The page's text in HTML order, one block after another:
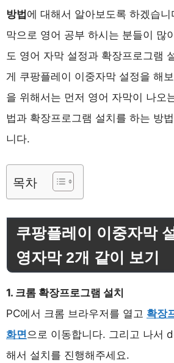
방법에 대해서 알아보도록 하겠습
막으로 영어 공부 하시는 분들이 많
도 영어 자막 설정과 확장프로그램
게 쿠팡플레이 이중자막 설정을 해
을 위해서는 먼저 영어 자막이 나오
법과 확장프로그램 설치를 하는 방
니다.
목차
쿠팡플레이 이중자막
영자막 2개 같이 보기
1. 크롬 확장프로그램 설치
PC에서 크롬 브라우저를 열고 확장
화면 으로 이동합니다. 그리고 나서
해서 설치를 진행해주세요.